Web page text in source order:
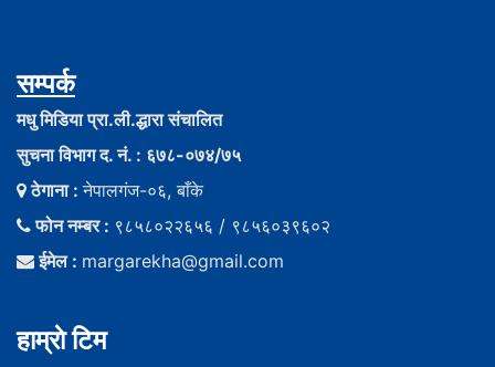
सम्पर्क
मधु मिडिया प्रा.ली.द्धारा संचालित
सुचना विभाग द. नं. : ६७८-०७४/७५
ठेगाना :नेपालगंज-०६, बाँके
फोन नम्बर : ९८५८०२२६५६ / ९८५६०३९६०२
ईमेल : margarekha@gmail.com
हाम्राे टिम